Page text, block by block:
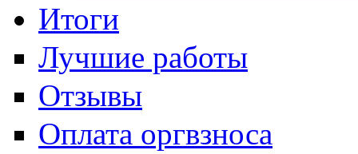
Итоги
Лучшие работы
Отзывы
Оплата оргвзноса